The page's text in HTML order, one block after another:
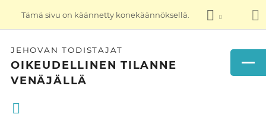
Tämä sivu on käännetty konekäännöksellä.
JEHOVAN TODISTAJAT
OIKEUDELLINEN TILANNE
VENÄJÄLLÄ